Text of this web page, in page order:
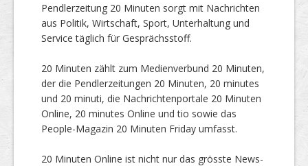
Pendlerzeitung 20 Minuten sorgt mit Nachrichten
aus Politik, Wirtschaft, Sport, Unterhaltung und
Service täglich für Gesprächsstoff.
20 Minuten zählt zum Medienverbund 20 Minuten,
der die Pendlerzeitungen 20 Minuten, 20 minutes
und 20 minuti, die Nachrichtenportale 20 Minuten
Online, 20 minutes Online und tio sowie das
People-Magazin 20 Minuten Friday umfasst.
20 Minuten Online ist nicht nur das grösste News-